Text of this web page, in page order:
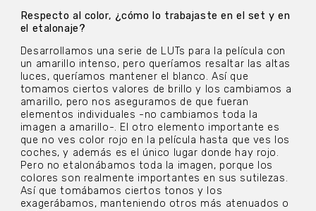
Respecto al color, ¿cómo lo trabajaste en el set y en
el etalonaje?
Desarrollamos una serie de LUTs para la película con
un amarillo intenso, pero queríamos resaltar las altas
luces, queríamos mantener el blanco. Así que
tomamos ciertos valores de brillo y los cambiamos a
amarillo, pero nos aseguramos de que fueran
elementos individuales -no cambiamos toda la
imagen a amarillo-. El otro elemento importante es
que no ves color rojo en la película hasta que ves los
coches, y además es el único lugar donde hay rojo.
Pero no etalonábamos toda la imagen, porque los
colores son realmente importantes en sus sutilezas.
Así que tomábamos ciertos tonos y los
exagerábamos, manteniendo otros más atenuados o